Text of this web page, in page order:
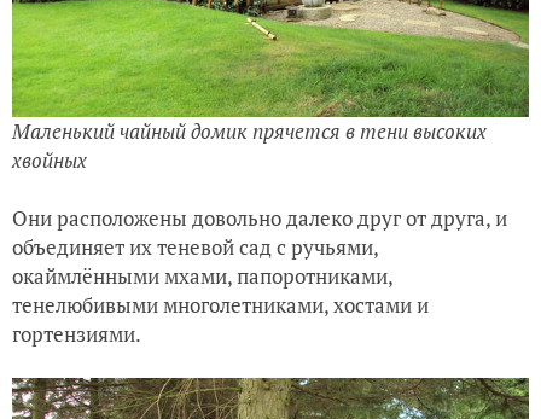
Маленький чайный домик прячется в тени высоких
хвойных
Они расположены довольно далеко друг от друга, и
объединяет их теневой сад с ручьями,
окаймлёнными мхами, папоротниками,
тенелюбивыми многолетниками, хостами и
гортензиями.